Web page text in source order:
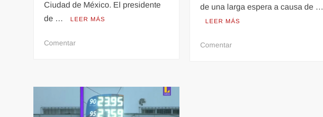
Ciudad de México. El presidente
de …
LEER MÁS
Comentaren
de
México
Luis
de una larga espera a causa de …
LEER MÁS
Comentaren